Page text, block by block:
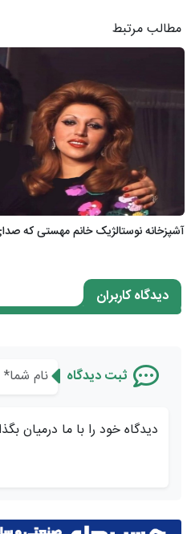
مطالب مرتبط
آشپزخانه نوستالژیک خانم مهستی که
دیدگاه کاربران
ثبت دیدگاه
دیدگاه خود را با ما درمیان